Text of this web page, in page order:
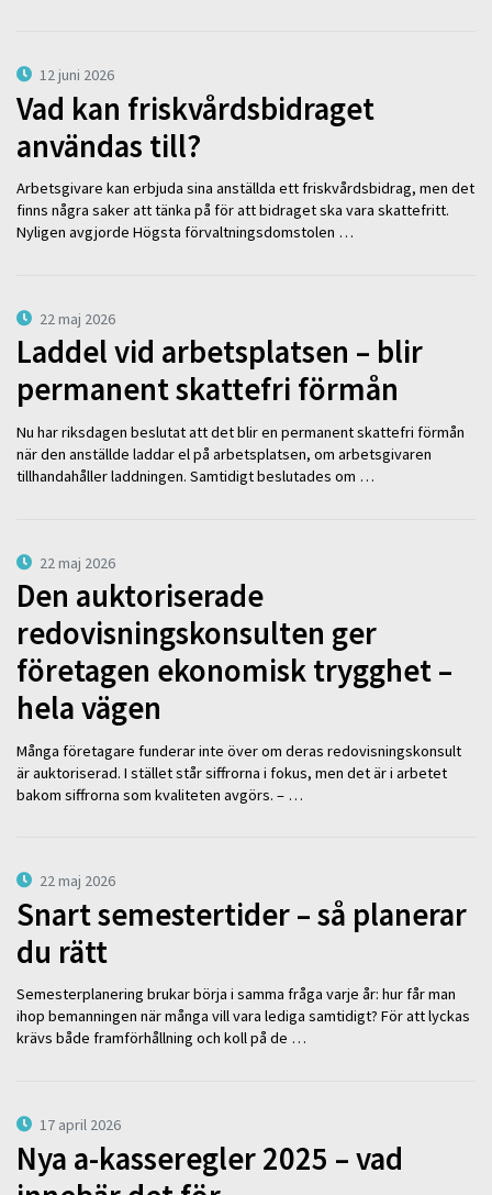
12 juni 2026
Vad kan friskvårdsbidraget
användas till?
Arbetsgivare kan erbjuda sina anställda ett friskvårdsbidrag, men det
finns några saker att tänka på för att bidraget ska vara skattefritt.
Nyligen avgjorde Högsta förvaltningsdomstolen …
22 maj 2026
Laddel vid arbetsplatsen – blir
permanent skattefri förmån
Nu har riksdagen beslutat att det blir en permanent skattefri förmån
när den anställde laddar el på arbetsplatsen, om arbetsgivaren
tillhandahåller laddningen. Samtidigt beslutades om …
22 maj 2026
Den auktoriserade
redovisningskonsulten ger
företagen ekonomisk trygghet –
hela vägen
Många företagare funderar inte över om deras redovisningskonsult
är auktoriserad. I stället står siffrorna i fokus, men det är i arbetet
bakom siffrorna som kvaliteten avgörs. – …
22 maj 2026
Snart semestertider – så planerar
du rätt
Semesterplanering brukar börja i samma fråga varje år: hur får man
ihop bemanningen när många vill vara lediga samtidigt? För att lyckas
krävs både framförhållning och koll på de …
17 april 2026
Nya a-kasseregler 2025 – vad